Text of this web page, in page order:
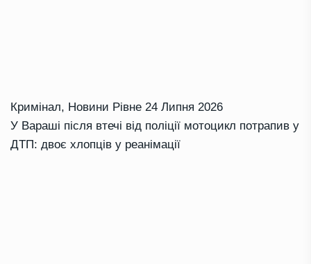
Кримінал, Новини Рівне 24 Липня 2026
У Вараші після втечі від поліції мотоцикл потрапив у
ДТП: двоє хлопців у реанімації